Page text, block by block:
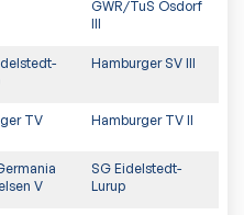
GWR/TuS Osdorf
III
Hamburger SV III
TV Hamburger TV II
V
SG Eidelstedt-
Lurup